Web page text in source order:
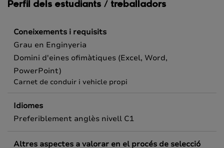
Perfil dels estudiants / treballadors
Coneixements i requisits
Grau en Enginyeria
Domini d'eines ofimàtiques (Excel, Word,
PowerPoint)
Carnet de conduir i vehicle propi
Idiomes
Preferiblement anglès nivell C1
Altres aspectes a valorar en el procés de selecció